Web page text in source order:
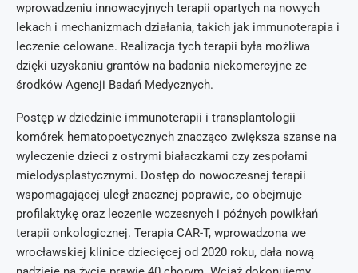
wprowadzeniu innowacyjnych terapii opartych na nowych
lekach i mechanizmach działania, takich jak immunoterapia i
leczenie celowane. Realizacja tych terapii była możliwa
dzięki uzyskaniu grantów na badania niekomercyjne ze
środków Agencji Badań Medycznych.
Postęp w dziedzinie immunoterapii i transplantologii
komórek hematopoetycznych znacząco zwiększa szanse na
wyleczenie dzieci z ostrymi białaczkami czy zespołami
mielodysplastycznymi. Dostęp do nowoczesnej terapii
wspomagającej uległ znacznej poprawie, co obejmuje
profilaktykę oraz leczenie wczesnych i późnych powikłań
terapii onkologicznej. Terapia CAR-T, wprowadzona we
wrocławskiej klinice dziecięcej od 2020 roku, dała nową